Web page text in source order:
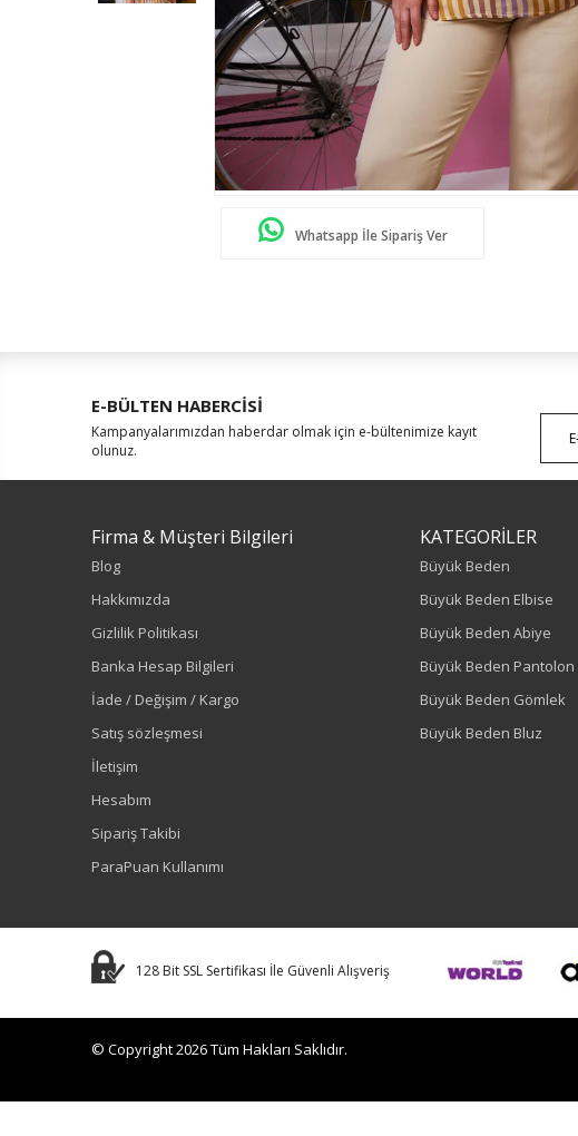
Whatsapp İle Sipariş Ver
E-BÜLTEN HABERCİSİ
Kampanyalarımızdan haberdar olmak için e-bültenimize kayıt
olunuz.
Firma & Müşteri Bilgileri
Blog
Hakkımızda
Gizlilik Politikası
Banka Hesap Bilgileri
İade / Değişim / Kargo
Satış sözleşmesi
İletişim
Hesabım
Sipariş Takibi
ParaPuan Kullanımı
KATEGORİLER
Büyük Beden
Büyük Beden Elbise
Büyük Beden Abiye
Büyük Beden Pantolon
Büyük Beden Gömlek
Büyük Beden Bluz
128 Bit SSL Sertifikası İle Güvenli Alışveriş
© Copyright 2026 Tüm Hakları Saklıdır.